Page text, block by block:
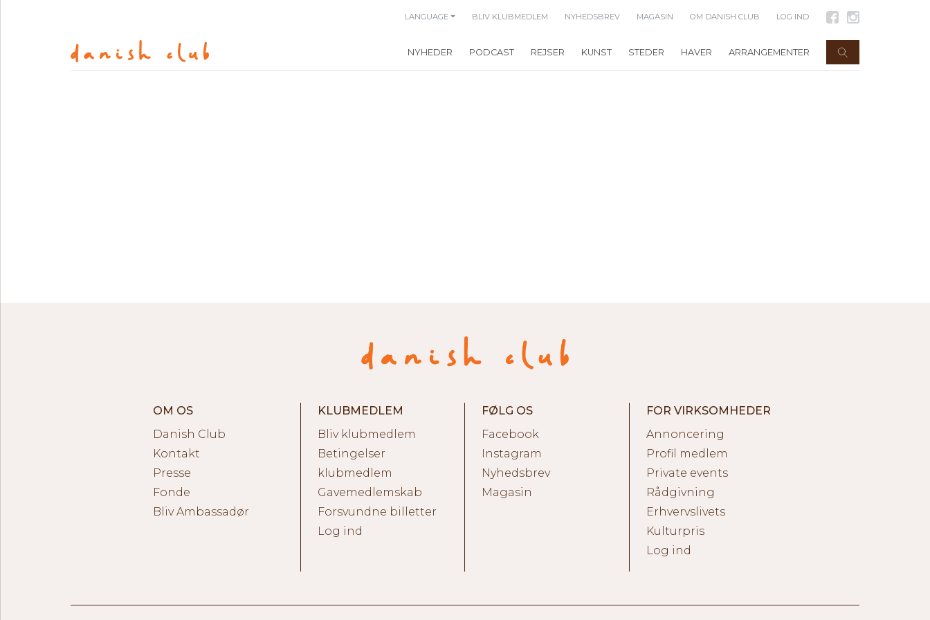
LANGUAGE BLIV KLUBMEDLEM NYHEDSBREV MAGASIN OM DANISH CLUB LOG IND
NYHEDER PODCAST REJSER KUNST STEDER HAVER ARRANGEMENTER
OM OS
Danish Club
Kontakt
Presse
Fonde
Bliv Ambassadør
KLUBMEDLEM
Bliv klubmedlem
Betingelser
klubmedlem
Gavemedlemskab
Forsvundne billetter
Log ind
FØLG OS
Facebook
Instagram
Nyhedsbrev
Magasin
FOR VIRKSOMHEDER
Annoncering
Profil medlem
Private events
Rådgivning
Erhvervslivets
Kulturpris
Log ind